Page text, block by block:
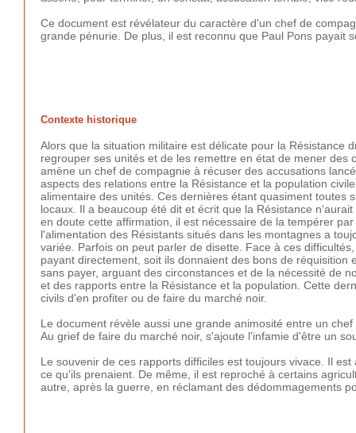
Ce document est révélateur du caractère d'un chef de
grande pénurie. De plus, il est reconnu que Paul Pons
Contexte historique
Alors que la situation militaire est délicate pour la Résistance
regrouper ses unités et de les remettre en état de mener
amène un chef de compagnie à récuser des accusations
aspects des relations entre la Résistance et la population
alimentaire des unités. Ces dernières étant quasiment toutes
locaux. Il a beaucoup été dit et écrit que la Résistance
en doute cette affirmation, il est nécessaire de la tempérer
l'alimentation des Résistants situés dans les montagnes a
variée. Parfois on peut parler de disette. Face à ces
payant directement, soit ils donnaient des bons de
sans payer, arguant des circonstances et de la nécessité de
et des rapports entre la Résistance et la population. Cette
civils d'en profiter ou de faire du marché noir.
Le document révèle aussi une grande animosité entre un
Au grief de faire du marché noir, s'ajoute l'infamie d'être un
Le souvenir de ces rapports difficiles est toujours vivace. Il
ce qu'ils prenaient. De même, il est reproché à certains
autre, après la guerre, en réclamant des dédommagements